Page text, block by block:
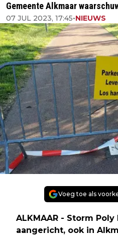
Gemeente Alkmaar
07 JUL 2023, 17:45•NIEUWS
Voeg toe als
ALKMAAR - Storm
aangericht, ook in